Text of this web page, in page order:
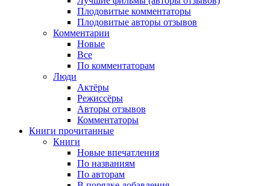
Плодовитые комментаторы
Плодовитые авторы отзывов
Комментарии
Новые
Все
По комментаторам
Люди
Актёры
Режиссёры
Авторы отзывов
Комментаторы
Книги прочитанные
Книги
Новые впечатления
По названиям
По авторам